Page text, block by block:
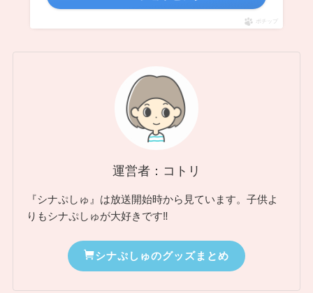
ポチップ
運営者：コトリ
『シナぷしゅ』は放送開始時から見ています。子供よ
りもシナぷしゅが大好きです‼︎
シナぷしゅのグッズまとめ